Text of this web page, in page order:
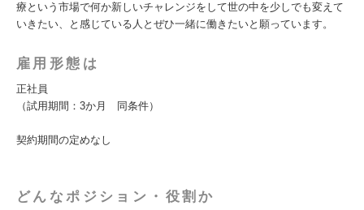
療という市場で何か新しいチャレンジをして世の中を少しでも変えて
いきたい、と感じている人とぜひ一緒に働きたいと願っています。
雇用形態は
正社員
（試用期間：3か月 同条件）
契約期間の定めなし
どんなポジション・役割か